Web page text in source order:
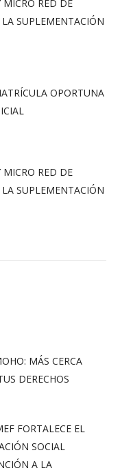
RED DE
SUPLEMENTACIÓN
OPORTUNA
RED DE
SUPLEMENTACIÓN
MÁS CERCA
DERECHOS
FORTALECE EL
SOCIAL
A LA